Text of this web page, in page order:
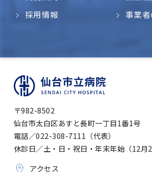
採用情報
事業
〒982-8502
仙台市太白区あすと長町一丁目1番1号
電話／022-308-7111（代表）
休診日／土・日・祝日・年末年始（12月
アクセス